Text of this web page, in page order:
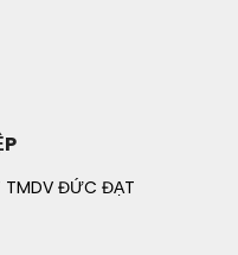
TMDV ĐỨC ĐẠT